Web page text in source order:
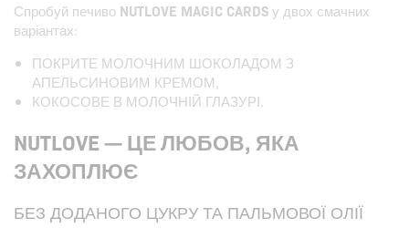
Спробуй печиво NUTLOVE MAGIC CARDSу двох смачних
варіантах:
ПОКРИТЕ МОЛОЧНИМ ШОКОЛАДОМ З
АПЕЛЬСИНОВИМ КРЕМОМ,
КОКОСОВЕ В МОЛОЧНІЙ ГЛАЗУРІ.
NUTLOVE — ЦЕ ЛЮБОВ, ЯКА
ЗАХОПЛЮЄ
БЕЗ ДОДАНОГО ЦУКРУ ТА ПАЛЬМОВОЇ ОЛІЇ